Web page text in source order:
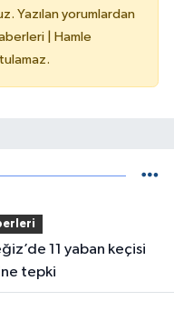
Yazılan yorumlardan
| Hamle
tepki